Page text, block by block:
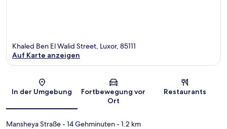
Karte
Khaled Ben El Walid Street, Luxor, 85111
Auf Karte anzeigen
In der Umgebung
Fortbewegung vor
Ort
Restaurants
Mansheya Straße- 14 Gehminuten- 1.2 km